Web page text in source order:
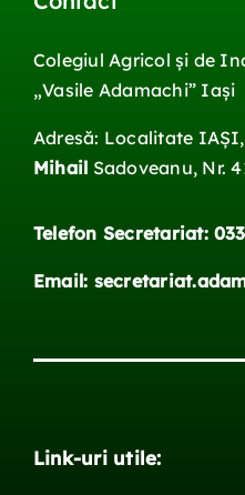
Colegiul Agricol și de
„Vasile Adamachi” Iași
Adresă: Localitate
Mihail Sadoveanu, Nr.
Telefon Secretariat:
Email:
Link-uri utile: